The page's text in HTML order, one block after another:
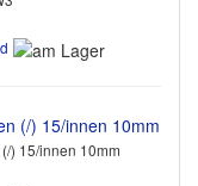
) 15/innen 10mm